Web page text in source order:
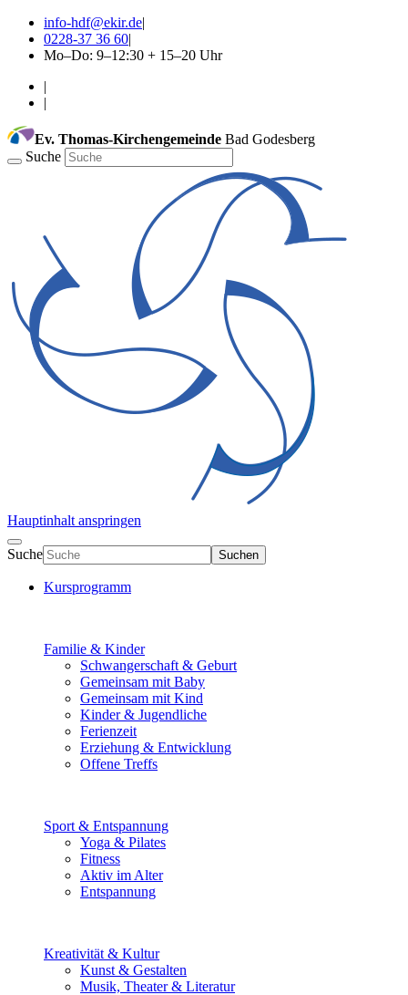
info-hdf@ekir.de|
0228-37 36 60|
Mo–Do: 9–12:30 + 15–20 Uhr
|
|
Ev. Thomas-Kirchengemeinde Bad Godesberg
Suche
Hauptinhalt anspringen
Suche Suchen
Kursprogramm
Familie & Kinder
Schwangerschaft & Geburt
Gemeinsam mit Baby
Gemeinsam mit Kind
Kinder & Jugendliche
Ferienzeit
Erziehung & Entwicklung
Offene Treffs
Sport & Entspannung
Yoga & Pilates
Fitness
Aktiv im Alter
Entspannung
Kreativität & Kultur
Kunst & Gestalten
Musik, Theater & Literatur